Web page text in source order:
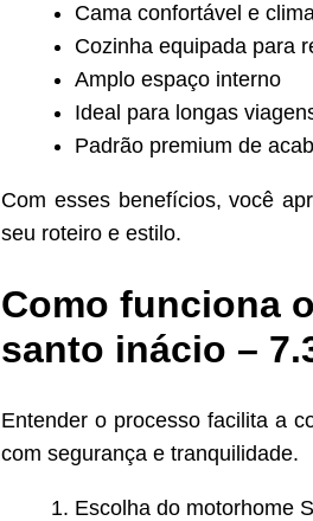
Cama confortável e
Cozinha equipada para
Amplo espaço interno
Ideal para longas
Padrão premium de
Com esses benefícios, você
seu roteiro e estilo.
Como funciona
santo inácio –
Entender o processo facilita a
com segurança e tranquilidade.
Escolha do motorhome